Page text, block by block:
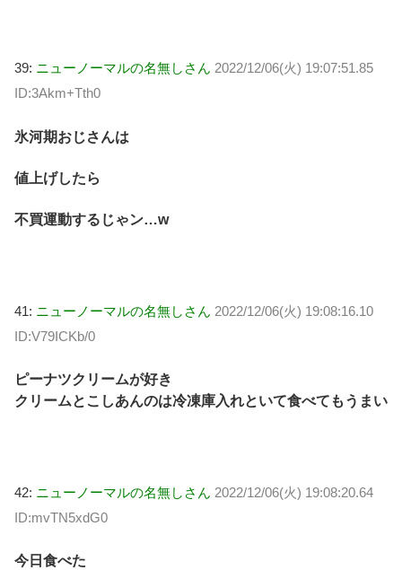
39: ニューノーマルの名無しさん 2022/12/06(火) 19:07:51.85
ID:3Akm+Tth0
氷河期おじさんは
値上げしたら
不買運動するじゃン…w
41: ニューノーマルの名無しさん 2022/12/06(火) 19:08:16.10
ID:V79ICKb/0
ピーナツクリームが好き
クリームとこしあんのは冷凍庫入れといて食べてもうまい
42: ニューノーマルの名無しさん 2022/12/06(火) 19:08:20.64
ID:mvTN5xdG0
今日食べた